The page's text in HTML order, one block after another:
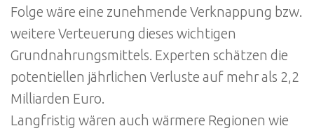
Folge wäre eine zunehmende Verknappung bzw.
weitere Verteuerung dieses wichtigen
Grundnahrungsmittels. Experten schätzen die
potentiellen jährlichen Verluste auf mehr als 2,2
Milliarden Euro.
Langfristig wären auch wärmere Regionen wie